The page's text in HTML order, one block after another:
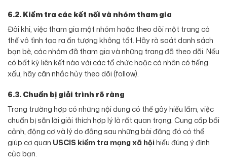
6.2. Kiểm tra các kết nối và nhóm tham gia
Đôi khi, việc tham gia một nhóm hoặc theo dõi một trang có
thể vô tình tạo ra ấn tượng không tốt. Hãy rà soát danh sách
bạn bè, các nhóm đã tham gia và những trang đã theo dõi. Nếu
có bất kỳ liên kết nào với các tổ chức hoặc cá nhân có tiếng
xấu, hãy cân nhắc hủy theo dõi (follow).
6.3. Chuẩn bị giải trình rõ ràng
Trong trường hợp có những nội dung có thể gây hiểu lầm, việc
chuẩn bị sẵn lời giải thích hợp lý là rất quan trọng. Cung cấp bối
cảnh, động cơ và lý do đằng sau những bài đăng đó có thể
giúp cơ quan USCIS kiểm tra mạng xã hộihiểu đúng ý định
của bạn.